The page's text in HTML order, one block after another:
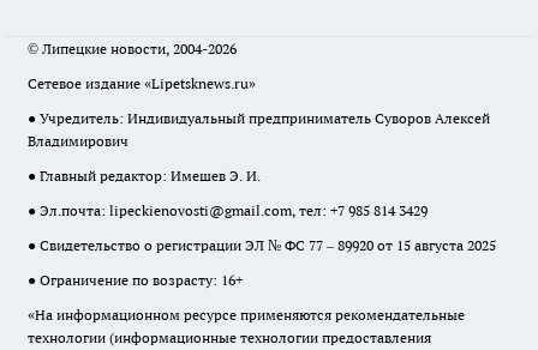
© Липецкие новости, 2004-2026
Сетевое издание «Lipetsknews.ru»
● Учредитель: Индивидуальный предприниматель Суворов Алексей
Владимирович
● Главный редактор: Имешев Э. И.
● Эл.почта: lipeckienovosti@gmail.com, тел: +7 985 814 3429
● Свидетельство о регистрации ЭЛ № ФС 77 – 89920 от 15 августа 2025
● Ограничение по возрасту: 16+
«На информационном ресурсе применяются рекомендательные
технологии (информационные технологии предоставления